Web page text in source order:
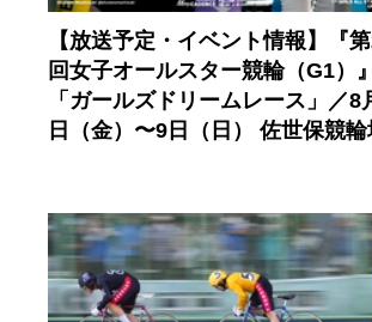
【放送予定・イベント情報】『
回女子オールスター競輪（G1）』
「ガールズドリームレース」／8
日（金）〜9日（日） 佐世保競輪